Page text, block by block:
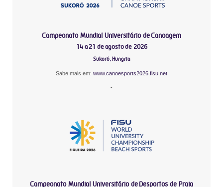
Campeonato Mundial Universitário de Canoagem
14 a 21 de agosto de 2026
Sukoró, Hungria
Sabe mais em: www.canoesports2026.fisu.net
-
Campeonato Mundial Universitário de Desportos de Praia